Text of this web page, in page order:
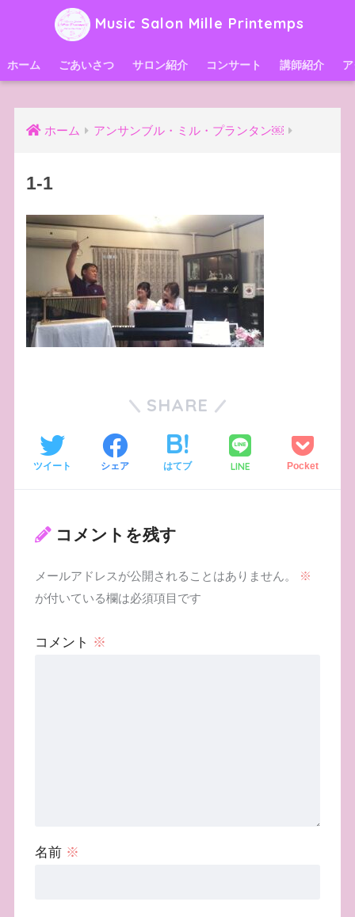
Music Salon Mille Printemps
ホーム ごあいさつ サロン紹介 コンサート 講師紹介
ホーム アンサンブル・ミル・プランタン￼
1-1
SHARE
ツイート シェア はてブ LINE Pocket
コメントを残す
メールアドレスが公開されることはありません。
※
が付いている欄は必須項目です
コメント ※
名前 ※